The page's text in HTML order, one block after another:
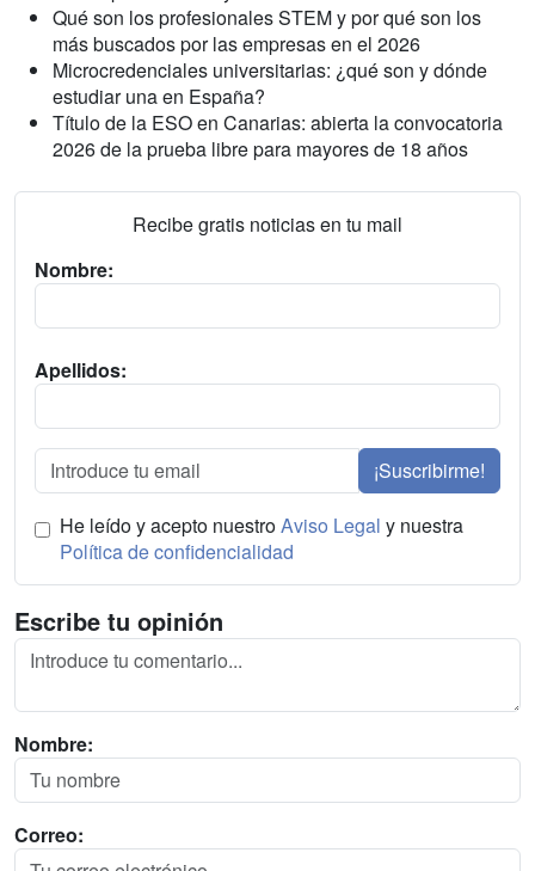
Qué son los profesionales STEM y por qué son los
más buscados por las empresas en el 2026
Microcredenciales universitarias: ¿qué son y dónde
estudiar una en España?
Título de la ESO en Canarias: abierta la convocatoria
2026 de la prueba libre para mayores de 18 años
Recibe gratis noticias en tu mail
Nombre:
Apellidos:
¡Suscribirme!
He leído y acepto nuestroAviso Legal y nuestra
Política de confidencialidad
Escribe tu opinión
Nombre:
Correo: